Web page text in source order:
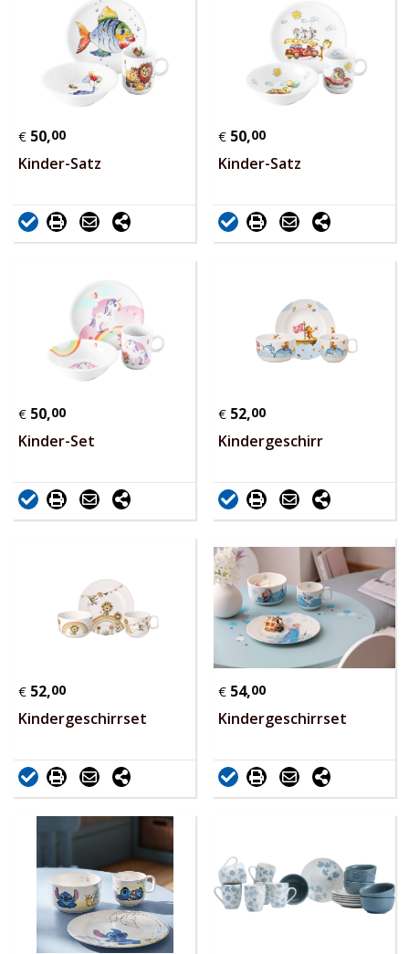
€ 50,00
Kinder-Satz
€ 50,00
Kinder-Satz
€ 50,00
Kinder-Set
€ 52,00
Kindergeschirr
€ 52,00
Kindergeschirrset
€ 54,00
Kindergeschirrset